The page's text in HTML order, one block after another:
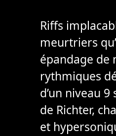
Riffs
meurtriers
épandage de
rythmiques
d’un niveau 9
de Richter,
et